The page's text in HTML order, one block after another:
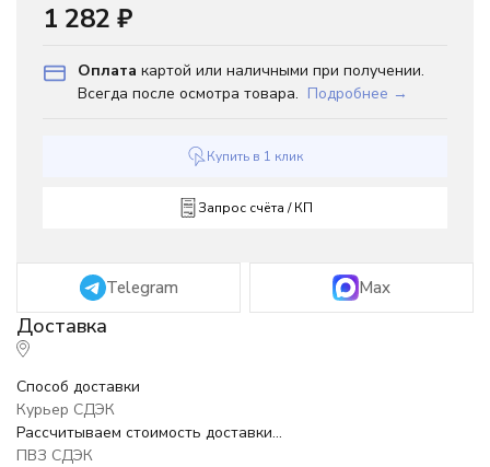
1 282 ₽
Оплата картой или наличными при получении.
Всегда после осмотра товара. Подробнее →
Купить в 1 клик
Запрос счёта / КП
Telegram Max
Способ доставки
Курьер СДЭК
Рассчитываем стоимость доставки...
ПВЗ СДЭК